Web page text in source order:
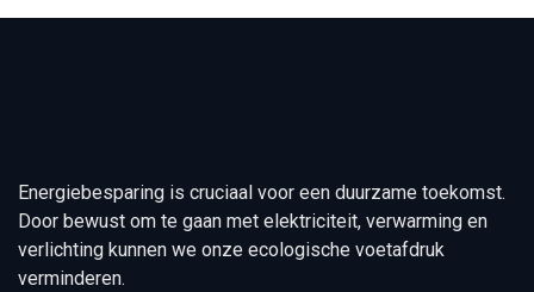
Energiebesparing is cruciaal voor een duurzame toekomst.
Door bewust om te gaan met elektriciteit, verwarming en
verlichting kunnen we onze ecologische voetafdruk
verminderen.